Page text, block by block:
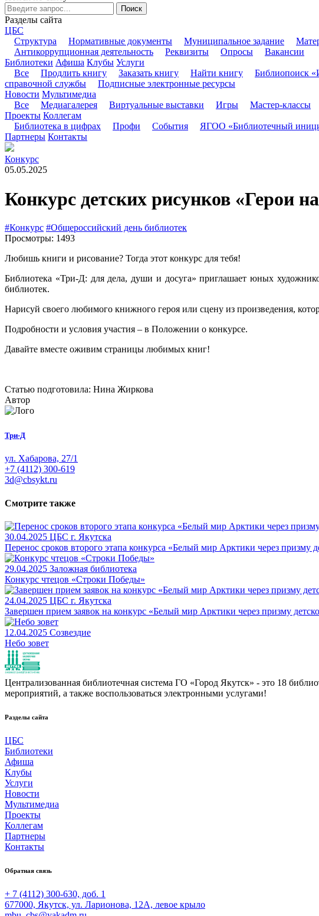
Поиск
Разделы сайта
ЦБС
Структура
Нормативные документы Муниципальное задание
Антикоррупционная деятельность
Реквизиты Опросы
Вакансии
Библиотеки Афиша Клубы Услуги
Все
Продлить книгу Заказать книгу Найти книгу Библиопоиск
справочной службы
Подписные электронные ресурсы
Новости Мультимедиа
Все
Медиагалерея Виртуальные выставки Игры Мастер-классы
Проекты Коллегам
Библиотека в цифрах
Профи События ЯГОО «Библиотечный
Партнеры Контакты
Конкурс
05.05.2025
Конкурс детских рисунков «Герои
#Конкурс #Общероссийский день библиотек
Просмотры: 1493
Любишь книги и рисование? Тогда этот конкурс для тебя!
Библиотека «Три-Д: для дела, души и досуга» приглашает юных
библиотек.
Нарисуй своего любимого книжного героя или сцену из произведения,
Подробности и условия участия – в Положении о конкурсе.
Давайте вместе оживим страницы любимых книг!
Статью подготовила: Нина Жиркова
Автор
Три-Д
ул. Хабарова, 27/1
+7 (4112) 300-619
3d@cbsykt.ru
Смотрите также
30.04.2025 ЦБС г. Якутска
Перенос сроков второго этапа конкурса «Белый мир Арктики через призму
29.04.2025 Заложная библиотека
Конкурс чтецов «Строки Победы»
24.04.2025 ЦБС г. Якутска
Завершен прием заявок на конкурс «Белый мир Арктики через призму
12.04.2025 Созвездие
Небо зовет
Централизованная библиотечная система ГО «Город Якутск» - это 18
мероприятий, а также воспользоваться электронными услугами!
Разделы сайта
ЦБС
Библиотеки
Афиша
Клубы
Услуги
Новости
Мультимедиа
Проекты
Коллегам
Партнеры
Контакты
Обратная связь
+ 7 (4112) 300-630, доб. 1
677000, Якутск, ул. Ларионова, 12А, левое крыло